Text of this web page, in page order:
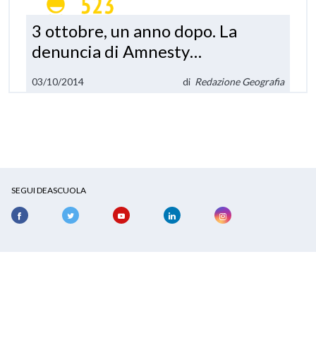
3 ottobre, un anno dopo. La
denuncia di Amnesty
03/10/2014 di Redazione Geografia
SEGUI DEASCUOLA